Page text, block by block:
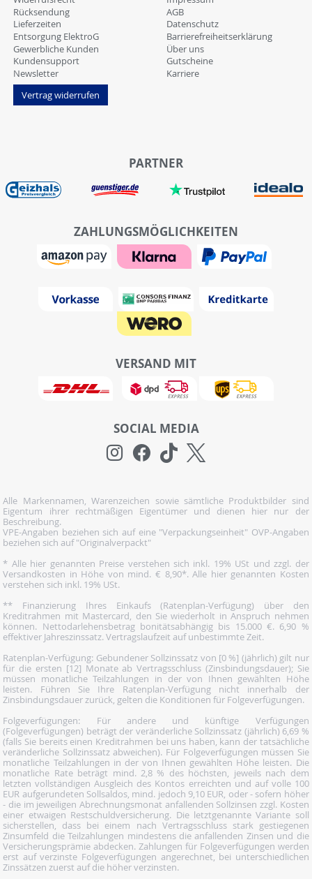
Rücksendung
Lieferzeiten
Entsorgung ElektroG
Gewerbliche Kunden
Kundensupport
Newsletter
Vertrag widerrufen
AGB
Datenschutz
Barrierefreiheitserklärung
Über uns
Gutscheine
Karriere
PARTNER
ZAHLUNGSMÖGLICHKEITEN
VERSAND MIT
SOCIAL MEDIA
Alle Markennamen, Warenzeichen sowie sämtliche Produktbilder sind
Eigentum ihrer rechtmäßigen Eigentümer und dienen hier nur der
Beschreibung.
VPE-Angaben beziehen sich auf eine "Verpackungseinheit" OVP-Angaben
beziehen sich auf "Originalverpackt"
* Alle hier genannten Preise verstehen sich inkl. 19% USt und zzgl. der
Versandkosten in Höhe von mind. € 8,90*. Alle hier genannten Kosten
verstehen sich inkl. 19% USt.
** Finanzierung Ihres Einkaufs (Ratenplan-Verfügung) über den
Kreditrahmen mit Mastercard, den Sie wiederholt in Anspruch nehmen
können. Nettodarlehensbetrag bonitätsabhängig bis 15.000 €. 6,90 %
effektiver Jahreszinssatz. Vertragslaufzeit auf unbestimmte Zeit.
Ratenplan-Verfügung: Gebundener Sollzinssatz von [0 %] (jährlich) gilt nur
für die ersten [12] Monate ab Vertragsschluss (Zinsbindungsdauer); Sie
müssen monatliche Teilzahlungen in der von Ihnen gewählten Höhe
leisten. Führen Sie Ihre Ratenplan-Verfügung nicht innerhalb der
Zinsbindungsdauer zurück, gelten die Konditionen für Folgeverfügungen.
Folgeverfügungen: Für andere und künftige Verfügungen
(Folgeverfügungen) beträgt der veränderliche Sollzinssatz (jährlich) 6,69 %
(falls Sie bereits einen Kreditrahmen bei uns haben, kann der tatsächliche
veränderliche Sollzinssatz abweichen). Für Folgeverfügungen müssen Sie
monatliche Teilzahlungen in der von Ihnen gewählten Höhe leisten. Die
monatliche Rate beträgt mind. 2,8 % des höchsten, jeweils nach dem
letzten vollständigen Ausgleich des Kontos erreichten und auf volle 100
EUR aufgerundeten Sollsaldos, mind. jedoch 9,10 EUR, oder - sofern höher
- die im jeweiligen Abrechnungsmonat anfallenden Sollzinsen zzgl. Kosten
einer etwaigen Restschuldversicherung. Die letztgenannte Variante soll
sicherstellen, dass bei einem nach Vertragsschluss stark gestiegenen
Zinsumfeld die Teilzahlungen mindestens die anfallenden Zinsen und die
Versicherungsprämie abdecken. Zahlungen für Folgeverfügungen werden
erst auf verzinste Folgeverfügungen angerechnet, bei unterschiedlichen
Zinssätzen zuerst auf die höher verzinsten.